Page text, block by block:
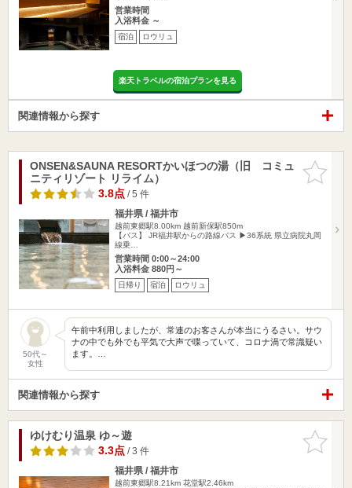
営業時間
入浴料金 ～
宿泊 ロウリュ
楽天トラベルの宿泊プランを見る
関連情報から探す
お気に入
りに追加
ONSEN&SAUNA RESORTかいほつの湯（旧 コミュ
ニティリゾート リライム）
3.8点/ 5 件
福井県 / 福井市
越前東郷駅8.00km 越前新保駅850m
【バス】 JR福井駅からの路線バス ▶36系統 県立病院丸岡
線乗…
営業時間 0:00～24:00
入浴料金 880円～
日帰り 宿泊 ロウリュ
50代～
女性
午前中利用しましたが、常連のお客さんが本当にうるさい。サウ
ナの中でも外でも平気で大声で喋っていて、コロナ渦で常識疑い
ます。…
関連情報から探す
お気に入
りに追加
ゆけむり温泉 ゆ～遊
3.3点/ 3 件
福井県 / 福井市
越前東郷駅8.21km 花堂駅2.46km